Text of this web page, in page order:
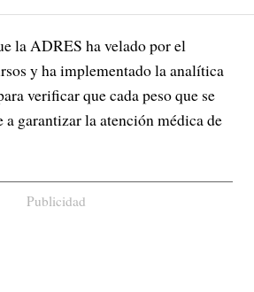
la ADRES ha velado por el
y ha implementado la analítica
verificar que cada peso que se
a garantizar la atención médica de
Publicidad